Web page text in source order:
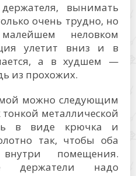
вынимать
очень трудно, но
неловком
улетит вниз и в
а в худшем —
из прохожих.
можно следующим
тонкой металлической
в виде крючка и
так, чтобы оба
помещения.
держатели надо